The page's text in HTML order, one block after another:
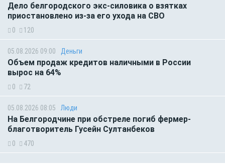
Дело белгородского экс-силовика о взятках
приостановлено из-за его ухода на СВО
0 120
05.08.2026 09:00 Деньги
Объем продаж кредитов наличными в России
вырос на 64%
0 72
05.08.2026 08:05 Люди
На Белгородчине при обстреле погиб фермер-
благотворитель Гусейн Султанбеков
0 470